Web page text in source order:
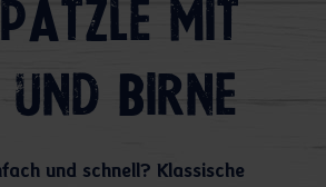
mit
und Birne
und schnell? Klassische